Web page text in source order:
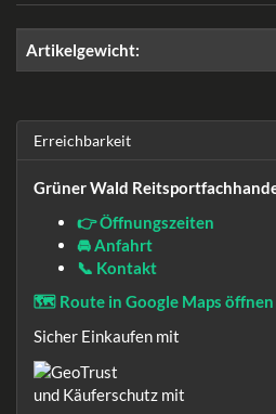
Artikelgewicht:
Erreichbarkeit
Grüner Wald
👉 Öffnungszeiten
🚘 Anfahrt
📞 Kontakt
🗺️ Route in Google Maps öffnen
Sicher Einkaufen mit
und Käuferschutz mit